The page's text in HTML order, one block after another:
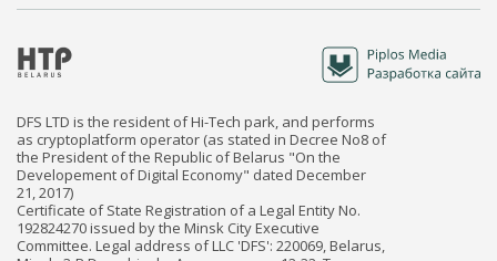
DFS LTD is the resident of Hi-Tech park, and performs
as cryptoplatform operator (as stated in Decree No8 of
the President of the Republic of Belarus "On the
Developement of Digital Economy" dated December
21, 2017)
Certificate of State Registration of a Legal Entity No.
192824270 issued by the Minsk City Executive
Committee. Legal address of LLC 'DFS': 220069, Belarus,